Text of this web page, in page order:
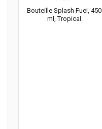
Bouteille Splash Fuel, 450
ml, Tropical